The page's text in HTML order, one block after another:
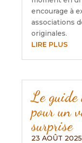
encourage à
associations
originales.
LIRE PLUS
Le guide
pour un
surprise
23 AOÛT 2025